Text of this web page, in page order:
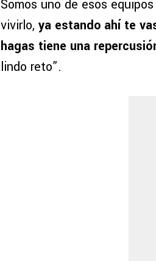
Somos uno de esos
vivirlo, ya estando ahí te
hagas tiene una
lindo reto”.